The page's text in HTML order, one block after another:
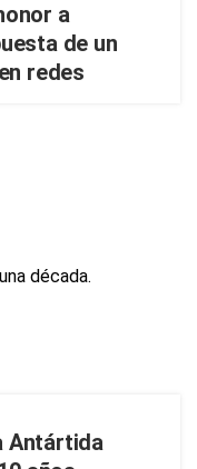
a
de un
redes
Antártida